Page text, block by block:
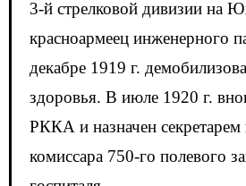
3-й стрелковой дивизии на
красноармеец инженерного
декабре 1919 г.
здоровья. В июле 1920 г.
РККА и назначен секретарем
комиссара 750-го полевого